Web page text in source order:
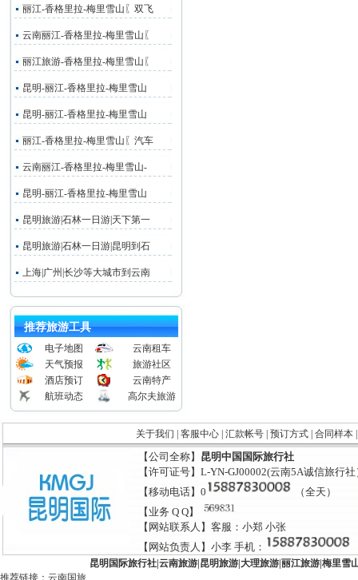
丽江-香格里拉-梅里雪山〖双飞
云南丽江-香格里拉-梅里雪山〖
丽江旅游-香格里拉-梅里雪山〖
昆明-丽江-香格里拉-梅里雪山
昆明-丽江-香格里拉-梅里雪山
丽江-香格里拉-梅里雪山〖汽车
云南丽江-香格里拉-梅里雪山-
昆明-丽江-香格里拉-梅里雪山
昆明旅游|石林一日游|天下第一
昆明旅游|石林一日游|昆明到石
上海|广州|长沙等大城市到云南
推荐旅游工具
电子地图
云南租车
天气预报
旅游社区
酒店预订
云南特产
航班动态
高尔夫旅游
关于我们 客服中心| 汇款帐号| 预订方式| 合同样本
【公司全称】 昆明中国国际旅行社
【许可证号】L-YN-GJ00002(云南5A诚信旅行社
【移动电话】0
（全天）
【业务 Q Q】
【网站联系人】客服：小郑 小张
【网站负责人】小李 手机：
昆明国际旅行社| 云南旅游| 昆明旅游| 大理旅游| 丽江旅游| 梅里雪
推荐链接： 云南国旅